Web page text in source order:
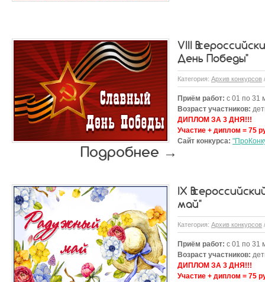
VIII
День Победы"
Категория: Архив конкурсов
Приём работ: с 01 по 31
Возраст участников:
ДИПЛОМ ЗА 3 ДНЯ!!!
Участие + диплом = 75
Сайт конкурса:
Подробнее →
IX
май"
Категория: Архив конкурсов
Приём работ: с 01 по 31
Возраст участников:
ДИПЛОМ ЗА 3 ДНЯ!!!
Участие + диплом = 75